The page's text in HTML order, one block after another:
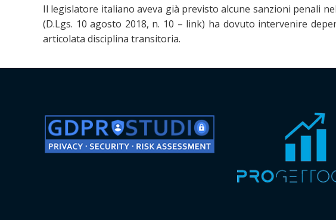
Il legislatore italiano aveva già previsto alcune sanzioni penali
(D.Lgs. 10 agosto 2018, n. 10 – link) ha dovuto intervenire
articolata disciplina transitoria.